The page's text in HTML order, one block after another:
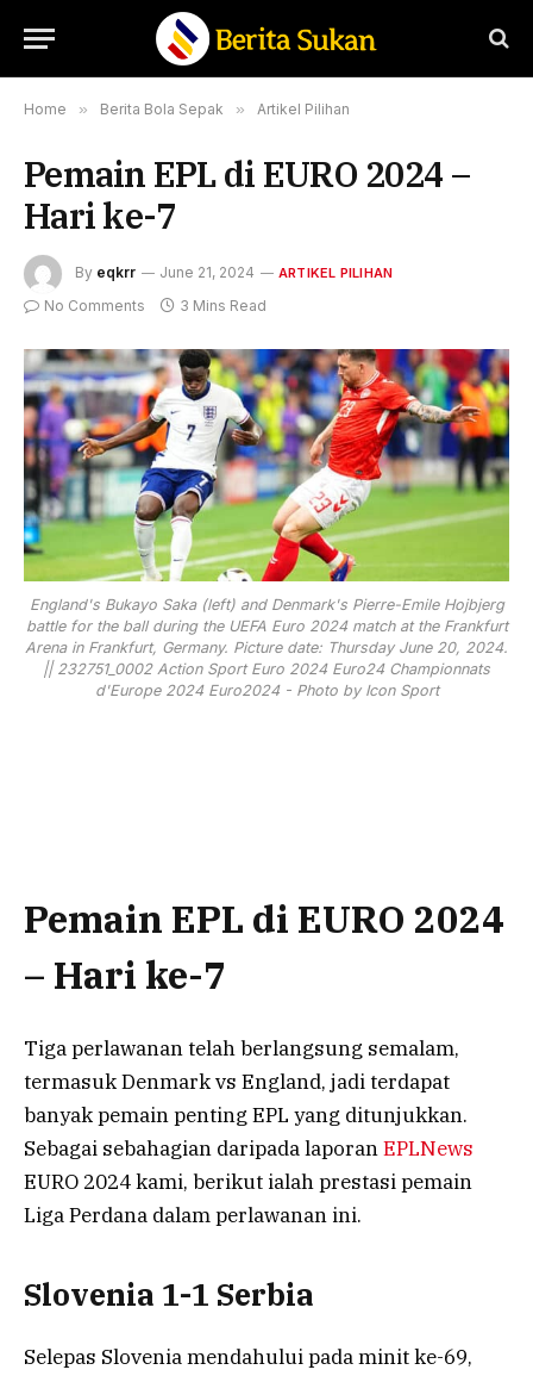
Home » Berita Bola Sepak » Artikel Pilihan
Pemain EPL di EURO 2024 –
Hari ke-7
By eqkrr June 21, 2024 ARTIKEL PILIHAN
No Comments 3 Mins Read
England's Bukayo Saka (left) and Denmark's Pierre-Emile Hojbjerg
battle for the ball during the UEFA Euro 2024 match at the Frankfurt
Arena in Frankfurt, Germany. Picture date: Thursday June 20, 2024.
|| 232751_0002 Action Sport Euro 2024 Euro24 Championnats
d'Europe 2024 Euro2024 - Photo by Icon Sport
Pemain EPL di EURO 2024
– Hari ke-7
Tiga perlawanan telah berlangsung semalam,
termasuk Denmark vs England, jadi terdapat
banyak pemain penting EPL yang ditunjukkan.
Sebagai sebahagian daripada laporanEPLNews
EURO 2024 kami, berikut ialah prestasi pemain
Liga Perdana dalam perlawanan ini.
Slovenia 1-1 Serbia
Selepas Slovenia mendahului pada minit ke-69,